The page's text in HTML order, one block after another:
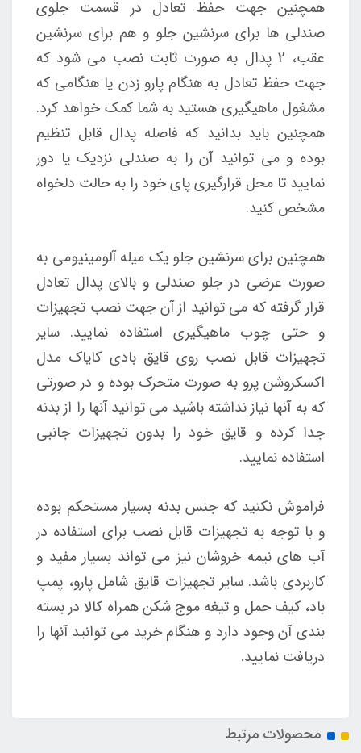
همچنین جهت حفظ تعادل در قسمت جلوی
صندلی ها برای سرنشین جلو و هم برای سرنشین
عقب، 2 پدال به صورت ثابت نصب می شود که
جهت حفظ تعادل به هنگام پارو زدن یا هنگامی که
مشغول ماهیگیری هستید به شما کمک خواهد کرد.
همچنین باید بدانید که فاصله پدال قابل تنظیم
بوده و می توانید آن را به صندلی نزدیک یا دور
نمایید تا محل قرارگیری پای خود را به حالت دلخواه
مشخص کنید.
همچنین برای سرنشین جلو یک میله آلومینیومی به
صورت عرضی در جلو صندلی و بالای پدال تعادل
قرار گرفته که می توانید از آن جهت نصب تجهیزات
و حتی چوب ماهیگیری استفاده نمایید. سایر
تجهیزات قابل نصب روی قایق بادی کایاک مدل
اکسکروشن پرو به صورت متحرک بوده و در صورتی
که به آنها نیاز نداشته باشید می توانید آنها را از بدنه
جدا کرده و قایق خود را بدون تجهیزات جانبی
استفاده نمایید.
فراموش نکنید که جنس بدنه بسیار مستحکم بوده
و با توجه به تجهیزات قابل نصب برای استفاده در
آب های نیمه خروشان نیز می تواند بسیار مفید و
کاربردی باشد.سایر تجهیزات قایق شامل پارو، پمپ
باد، کیف حمل و تیغه موج شکن همراه کالا در بسته
بندی آن وجود دارد و هنگام خرید می توانید آنها را
دریافت نمایید.
محصولات مرتبط